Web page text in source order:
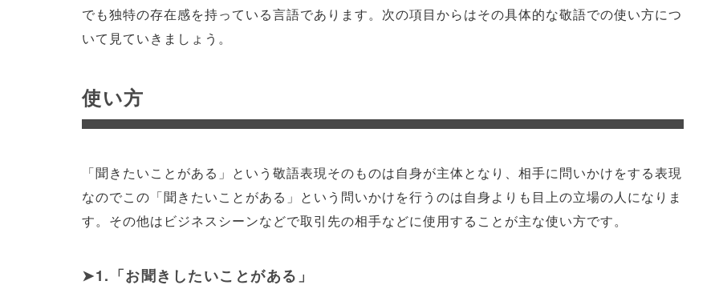
でも独特の存在感を持っている言語であります。次の項目からはその具体的な敬語での使い方につ
いて見ていきましょう。
使い方
「聞きたいことがある」という敬語表現そのものは自身が主体となり、相手に問いかけをする表現
なのでこの「聞きたいことがある」という問いかけを行うのは自身よりも目上の立場の人になりま
す。その他はビジネスシーンなどで取引先の相手などに使用することが主な使い方です。
1.「お聞きしたいことがある」